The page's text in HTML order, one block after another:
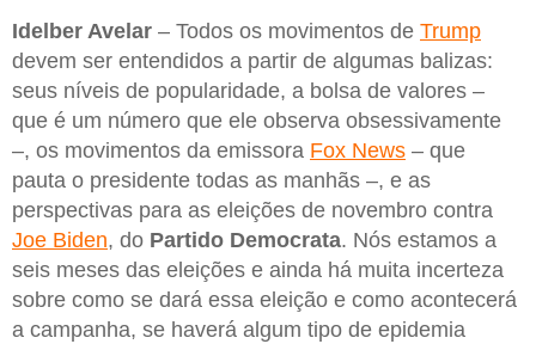
Idelber Avelar – Todos os movimentos de Trump
devem ser entendidos a partir de algumas balizas:
seus níveis de popularidade, a bolsa de valores –
que é um número que ele observa obsessivamente
–, os movimentos da emissora Fox News – que
pauta o presidente todas as manhãs –, e as
perspectivas para as eleições de novembro contra
Joe Biden, do Partido Democrata. Nós estamos a
seis meses das eleições e ainda há muita incerteza
sobre como se dará essa eleição e como acontecerá
a campanha, se haverá algum tipo de epidemia